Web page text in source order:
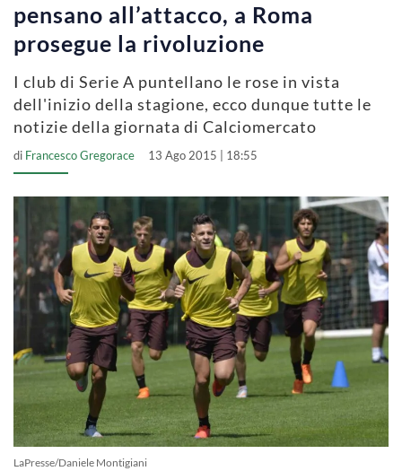
pensano all’attacco, a Roma
prosegue la rivoluzione
I club di Serie A puntellano le rose in vista
dell'inizio della stagione, ecco dunque tutte le
notizie della giornata di Calciomercato
di Francesco Gregorace 13 Ago 2015 | 18:55
LaPresse/Daniele Montigiani